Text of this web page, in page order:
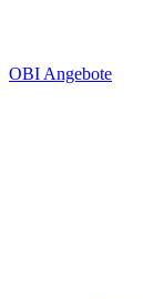
OBI Angebote